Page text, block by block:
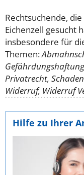
Rechtsuchende,
Eichenzell gesucht
insbesondere für
Themen:
Privatrecht,
Widerruf, Widerruf
Hilfe zu Ihrer